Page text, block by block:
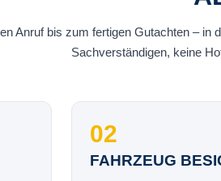
Anruf bis zum fertigen Gutachten – in
Sachverständigen, keine
02
FAHRZEUG